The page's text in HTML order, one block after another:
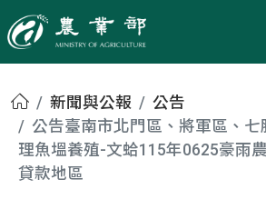
農業部
首頁新聞與公報
公告
公告臺南市北門區、將軍區、
理魚塭養殖-文蛤115年0625豪雨
貸款地區